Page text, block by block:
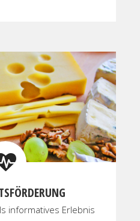
informatives Erlebnis